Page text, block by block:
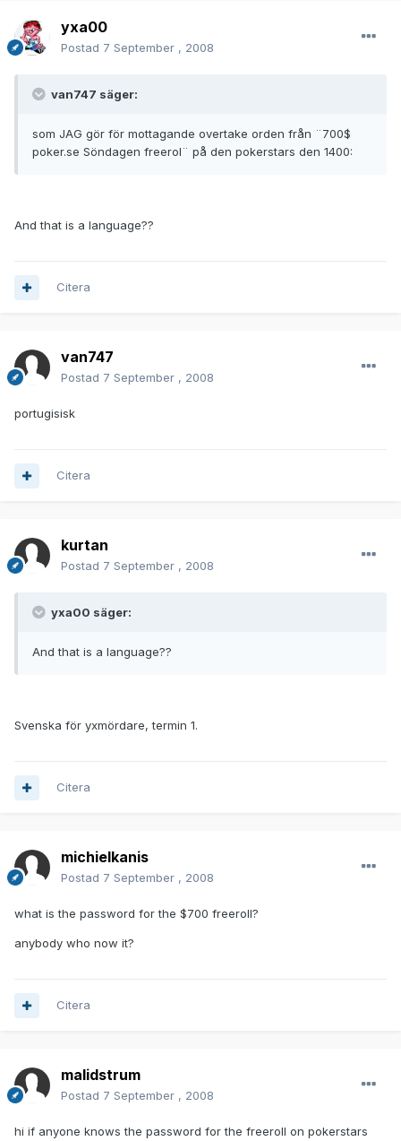
yxa00
Postad 7 September , 2008
van747 säger:
som JAG gör för mottagande overtake orden från ¨700$
poker.se Söndagen freerol¨ på den pokerstars den 1400:
And that is a language??
Citera
van747
Postad 7 September , 2008
portugisisk
Citera
kurtan
Postad 7 September , 2008
yxa00 säger:
And that is a language??
Svenska för yxmördare, termin 1.
Citera
michielkanis
Postad 7 September , 2008
what is the password for the $700 freeroll?
anybody who now it?
Citera
malidstrum
Postad 7 September , 2008
hi if anyone knows the password for the freeroll on pokerstars